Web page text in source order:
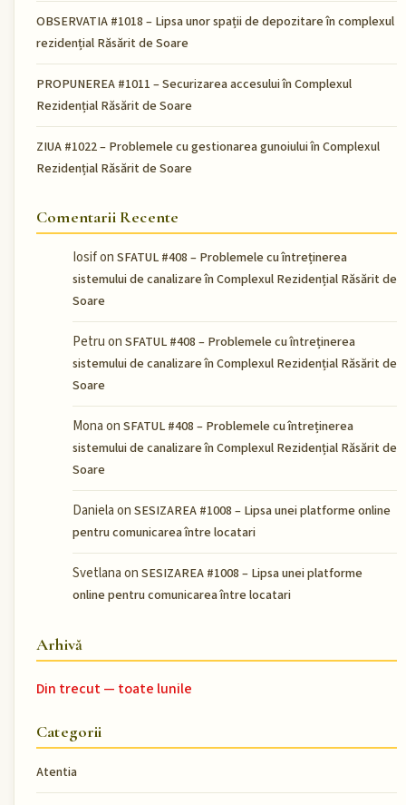
OBSERVATIA #1018 – Lipsa unor spații de depozitare în complexul
rezidențial Răsărit de Soare
PROPUNEREA #1011 – Securizarea accesului în Complexul
Rezidențial Răsărit de Soare
ZIUA #1022 – Problemele cu gestionarea gunoiului în Complexul
Rezidențial Răsărit de Soare
Comentarii Recente
Iosifon SFATUL #408 – Problemele cu întreținerea
sistemului de canalizare în Complexul Rezidențial Răsărit de
Soare
Petruon SFATUL #408 – Problemele cu întreținerea
sistemului de canalizare în Complexul Rezidențial Răsărit de
Soare
Monaon SFATUL #408 – Problemele cu întreținerea
sistemului de canalizare în Complexul Rezidențial Răsărit de
Soare
Danielaon SESIZAREA #1008 – Lipsa unei platforme online
pentru comunicarea între locatari
Svetlanaon SESIZAREA #1008 – Lipsa unei platforme
online pentru comunicarea între locatari
Arhivă
Din trecut — toate lunile
Categorii
Atentia